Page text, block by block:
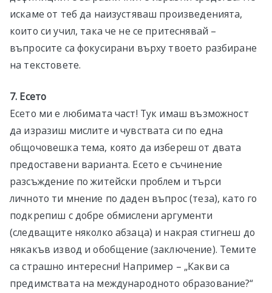
искаме от теб да наизустяваш произведенията,
които си учил, така че не се притеснявай –
въпросите са фокусирани върху твоето разбиране
на текстовете.
7. Есето
Есето ми е любимата част! Тук имаш възможност
да изразиш мислите и чувствата си по една
общочовешка тема, която да избереш от двата
предоставени варианта. Есето е съчинение
разсъждение по житейски проблем и търси
личното ти мнение по даден въпрос (теза), като го
подкрепиш с добре обмислени аргументи
(следващите няколко абзаца) и накрая стигнеш до
някакъв извод и обобщение (заключение). Темите
са страшно интересни! Например – „Какви са
предимствата на международното образование?“